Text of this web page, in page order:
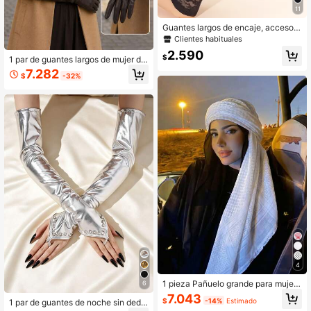
1 par de guantes largos de mujer de
cuero sintético negro para noche, g
uantes de vestir hasta el codo para
ujer&novias, Halloween&Navidad
$7.282 -32%
6
1 par de guantes de noche sin dedo
11
Guantes largos de encaje, accesori
os de Halloween, guantes de invier
Clientes habituales
$2.590
4
1 pieza Pañuelo grande para mujer
de estilo táctico con estampado de
desierto, a prueba de viento y prote
$7.043 -14% Estimado